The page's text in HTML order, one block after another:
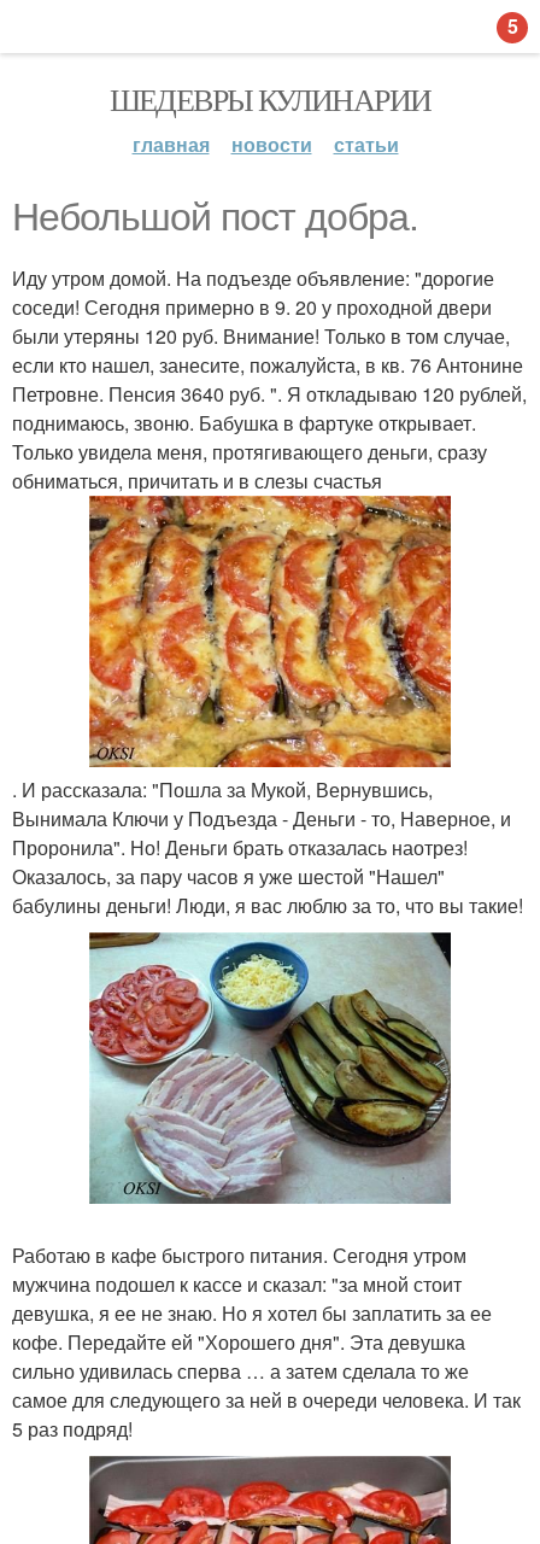
ШЕДЕВРЫ КУЛИНАРИИ
главная новости статьи
Небольшой пост добра.
Иду утром домой. На подъезде объявление: "дорогие
соседи! Сегодня примерно в 9. 20 у проходной двери
были утеряны 120 руб. Внимание! Только в том случае,
если кто нашел, занесите, пожалуйста, в кв. 76 Антонине
Петровне. Пенсия 3640 руб. ". Я откладываю 120 рублей,
поднимаюсь, звоню. Бабушка в фартуке открывает.
Только увидела меня, протягивающего деньги, сразу
обниматься, причитать и в слезы счастья
. И рассказала: "Пошла за Мукой, Вернувшись,
Вынимала Ключи у Подъезда - Деньги - то, Наверное, и
Проронила". Но! Деньги брать отказалась наотрез!
Оказалось, за пару часов я уже шестой "Нашел"
бабулины деньги! Люди, я вас люблю за то, что вы такие!
Работаю в кафе быстрого питания. Сегодня утром
мужчина подошел к кассе и сказал: "за мной стоит
девушка, я ее не знаю. Но я хотел бы заплатить за ее
кофе. Передайте ей "Хорошего дня". Эта девушка
сильно удивилась сперва … а затем сделала то же
самое для следующего за ней в очереди человека. И так
5 раз подряд!
5